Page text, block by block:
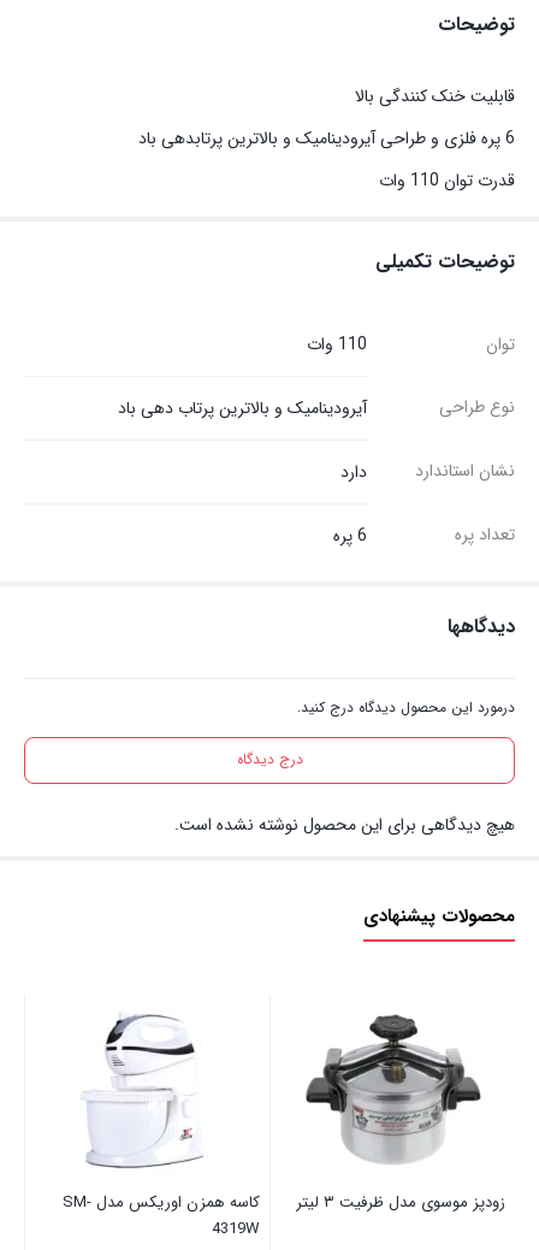
توضیحات
قابلیت خنک کنندگی بالا
6 پره فلزی و طراحی آیرودینامیک و بالاترین پرتابدهی باد
قدرت توان 110 وات
توضیحات تکمیلی
توان 110 وات
نوع طراحی آیرودینامیک و بالاترین پرتاب دهی باد
نشان استاندارد دارد
تعداد پره 6 پره
دیدگاهها
درمورد این محصول دیدگاه درج کنید.
درج دیدگاه
هیچ دیدگاهی برای این محصول نوشته نشده است.
محصولات پیشنهادی
زودپز موسوی مدل ظرفیت ۳ لیتر
کاسه همزن اوریکس مدل SM-
4319W